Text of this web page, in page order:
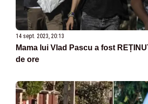
14 sept. 2023, 20:13
Mama lui Vlad Pascu a fost
de ore